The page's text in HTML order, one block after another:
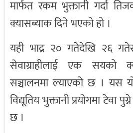
मार्फत रकम भुक्तानी गर्दा
क्यासब्याक दिने भएको हो ।
यही भाद्र २० गतेदेखि २६
सेवाग्राहीलाई एक सयको
सञ्चालनमा ल्याएको छ । यस
विद्यूतिय भुक्तानी प्रयोगमा टेवा
छ ।